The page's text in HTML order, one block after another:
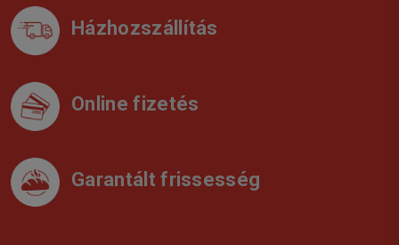
Házhozszállítás
Online fizetés
Garantált frissesség